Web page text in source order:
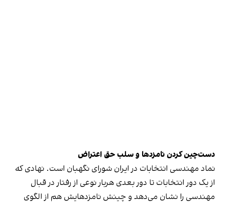
دست‌چین کردن نامزدها و سلب حق اعتراض
نماد مهندسی انتخابات در ایران شورای نگهبان است. نهادی که
از یک دور انتخابات تا دور بعدی هربار نوعی از رفتار در قبال
مهندسی را نشان می‌دهد و چینش نامزدهایش هم از الگوی